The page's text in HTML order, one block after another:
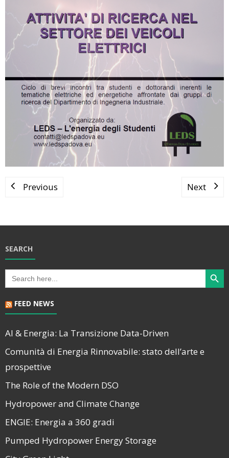
Previous Next
SEARCH
Search
for:
Search
FEED NEWS
AI & Energia: La Transizione Data-Driven
Comunità di Energia Rinnovabile: stato dell’arte e
prospettive
The Role of the Modern DSO
Hydropower and Climate Change
ENGIE: Energia a 360 gradi
Pumped Hydropower Energy Storage